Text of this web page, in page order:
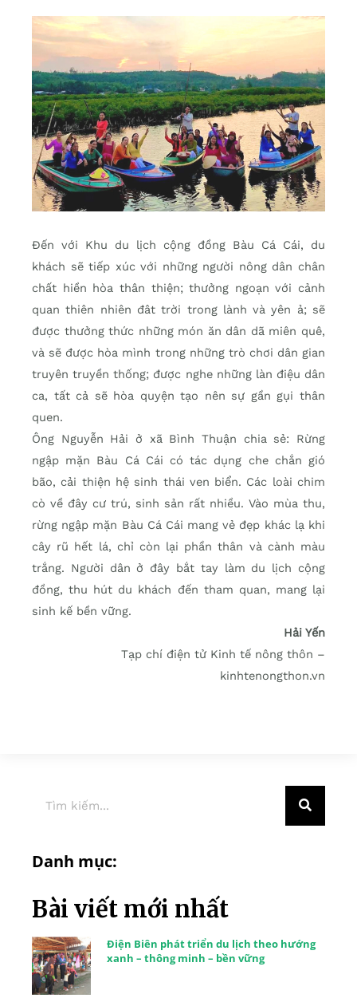
Đến với Khu du lịch cộng đồng Bàu Cá Cái, du
khách sẽ tiếp xúc với những người nông dân chân
chất hiền hòa thân thiện; thưởng ngoạn với cảnh
quan thiên nhiên đât trời trong lành và yên ả; sẽ
được thưởng thức những món ăn dân dã miên quê,
và sẽ được hòa mình trong những trò chơi dân gian
truyên truyền thống; được nghe những làn điệu dân
ca, tất cả sẽ hòa quyện tạo nên sự gần gụi thân
quen.
Ông Nguyễn Hải ở xã Bình Thuận chia sẻ: Rừng
ngập mặn Bàu Cá Cái có tác dụng che chắn gió
bão, cải thiện hệ sinh thái ven biển. Các loài chim
cò về đây cư trú, sinh sản rất nhiều. Vào mùa thu,
rừng ngập mặn Bàu Cá Cái mang vẻ đẹp khác lạ khi
cây rũ hết lá, chỉ còn lại phần thân và cành màu
trắng. Người dân ở đây bắt tay làm du lịch cộng
đồng, thu hút du khách đến tham quan, mang lại
sinh kế bền vững.
Hải Yến
Tạp chí điện tử Kinh tế nông thôn –
kinhtenongthon.vn
Danh mục:
Bài viết mới nhất
Điện Biên phát triển du lịch theo hướng
xanh – thông minh – bền vững